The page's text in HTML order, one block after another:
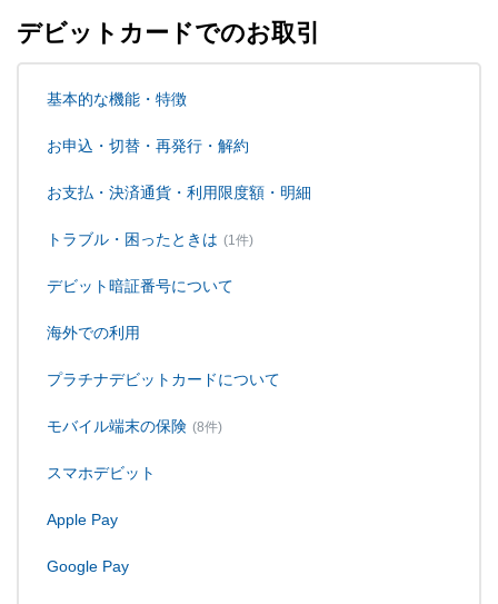
デビットカードでのお取引
基本的な機能・特徴
お申込・切替・再発行・解約
お支払・決済通貨・利用限度額・明細
トラブル・困ったときは (1件)
デビット暗証番号について
海外での利用
プラチナデビットカードについて
モバイル端末の保険 (8件)
スマホデビット
Apple Pay
Google Pay